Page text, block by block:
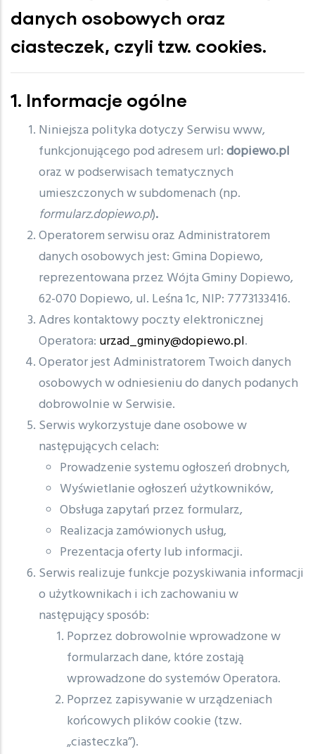
danych osobowych oraz
ciasteczek, czyli tzw. cookies.
1. Informacje ogólne
Niniejsza polityka dotyczy Serwisu www,
funkcjonującego pod adresem url:dopiewo.pl
oraz w podserwisach tematycznych
umieszczonych w subdomenach (np.
formularz.dopiewo.pl).
Operatorem serwisu oraz Administratorem
danych osobowych jest: Gmina Dopiewo,
reprezentowana przez Wójta Gminy Dopiewo,
62-070 Dopiewo, ul. Leśna 1c, NIP: 7773133416.
Adres kontaktowy poczty elektronicznej
Operatora: urzad_gminy@dopiewo.pl.
Operator jest Administratorem Twoich danych
osobowych w odniesieniu do danych podanych
dobrowolnie w Serwisie.
Serwis wykorzystuje dane osobowe w
następujących celach:
Prowadzenie systemu ogłoszeń drobnych,
Wyświetlanie ogłoszeń użytkowników,
Obsługa zapytań przez formularz,
Realizacja zamówionych usług,
Prezentacja oferty lub informacji.
Serwis realizuje funkcje pozyskiwania informacji
o użytkownikach i ich zachowaniu w
następujący sposób:
Poprzez dobrowolnie wprowadzone w
formularzach dane, które zostają
wprowadzone do systemów Operatora.
Poprzez zapisywanie w urządzeniach
końcowych plików cookie (tzw.
„ciasteczka”).